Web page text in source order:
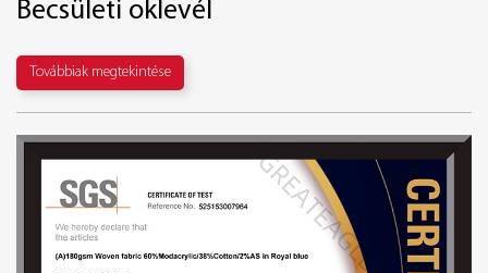
Becsületi oklevél
Továbbiak megtekintése